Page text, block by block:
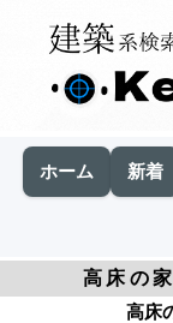
ホーム 新着
高床の
高床